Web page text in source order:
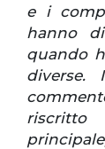
e i
hanno
quando
diverse.
riscritto